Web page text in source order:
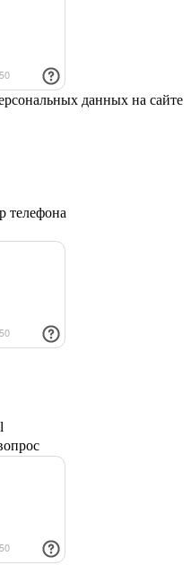
данных на сайте
телефона